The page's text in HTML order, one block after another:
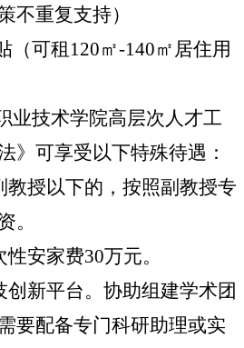
不重复支持）
（可租 120㎡-140㎡ 居住用
业技术学院高层次人才工
》可享受以下特殊待遇：
教授以下的，按照副教授专
。
性安家费30万元。
创新平台。协助组建学术团
要配备专门科研助理或实